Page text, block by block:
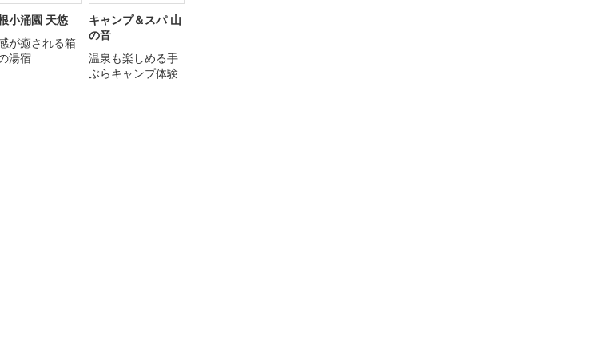
小涌園 天悠
が癒される箱
湯宿
キャンプ＆スパ 山
の音
温泉も楽しめる手
ぶらキャンプ体験